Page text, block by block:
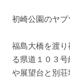
初崎公園のヤ
福島大橋を渡
る県道１０３
や展望台と別